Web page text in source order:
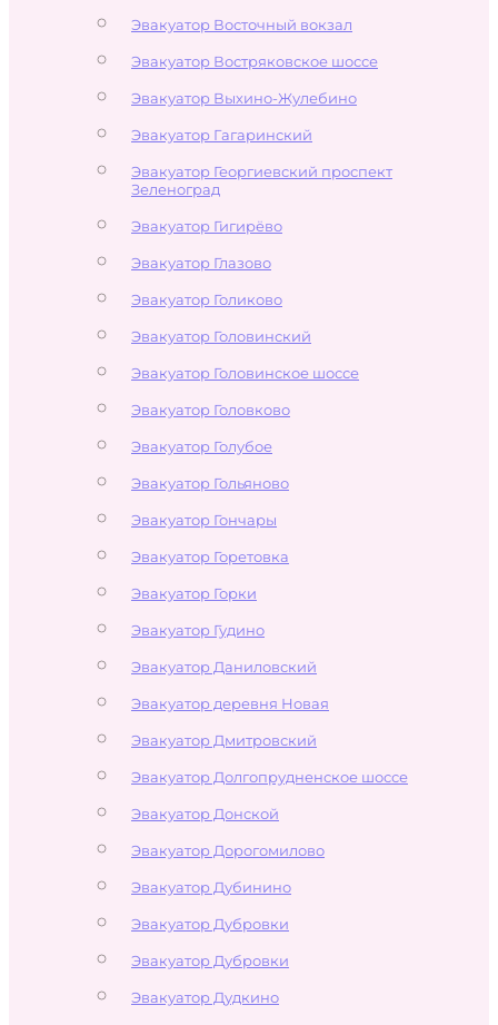
Эвакуатор Восточный вокзал
Эвакуатор Востряковское шоссе
Эвакуатор Выхино-Жулебино
Эвакуатор Гагаринский
Эвакуатор Георгиевский проспект
Зеленоград
Эвакуатор Гигирёво
Эвакуатор Глазово
Эвакуатор Голиково
Эвакуатор Головинский
Эвакуатор Головинское шоссе
Эвакуатор Головково
Эвакуатор Голубое
Эвакуатор Гольяново
Эвакуатор Гончары
Эвакуатор Горетовка
Эвакуатор Горки
Эвакуатор Гудино
Эвакуатор Даниловский
Эвакуатор деревня Новая
Эвакуатор Дмитровский
Эвакуатор Долгопрудненское шоссе
Эвакуатор Донской
Эвакуатор Дорогомилово
Эвакуатор Дубинино
Эвакуатор Дубровки
Эвакуатор Дубровки
Эвакуатор Дудкино